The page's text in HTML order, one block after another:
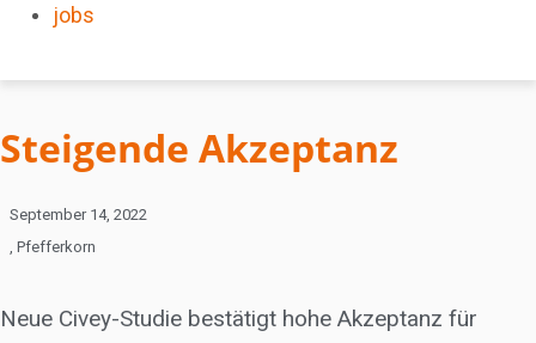
jobs
Steigende Akzeptanz
September 14, 2022
Pfefferkorn
Neue Civey-Studie bestätigt hohe Akzeptanz für